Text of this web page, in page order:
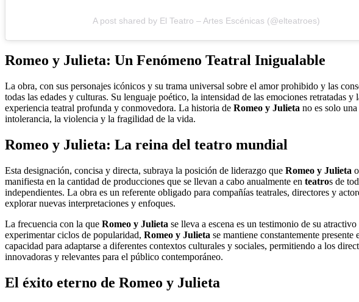
A post shared by El Teatro – Artes Escénicas (@elteatroes)
Romeo y Julieta: Un Fenómeno Teatral Inigualable
La obra, con sus personajes icónicos y su trama universal sobre el amor prohibido y las
todas las edades y culturas. Su lenguaje poético, la intensidad de las emociones retratadas
experiencia teatral profunda y conmovedora. La historia de Romeo y Julieta no es solo
intolerancia, la violencia y la fragilidad de la vida.
Romeo y Julieta: La reina del teatro mundial
Esta designación, concisa y directa, subraya la posición de liderazgo que Romeo y Julieta
manifiesta en la cantidad de producciones que se llevan a cabo anualmente en teatros de
independientes. La obra es un referente obligado para compañías teatrales, directores y
explorar nuevas interpretaciones y enfoques.
La frecuencia con la que Romeo y Julieta se lleva a escena es un testimonio de su
experimentar ciclos de popularidad, Romeo y Julieta se mantiene constantemente
capacidad para adaptarse a diferentes contextos culturales y sociales, permitiendo a los
innovadoras y relevantes para el público contemporáneo.
El éxito eterno de Romeo y Julieta